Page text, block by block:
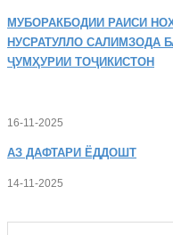
МУБОРАКБОДИИ РАИСИ
НУСРАТУЛЛО САЛИМЗОДА
ҶУМҲУРИИ ТОҶИКИСТОН
16-11-2025
АЗ ДАФТАРИ ЁДДОШТ
14-11-2025